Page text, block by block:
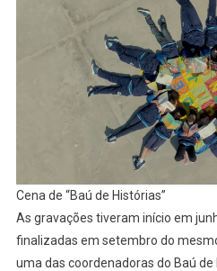
Cena de “Baú de Histórias”
As gravações tiveram início em
finalizadas em setembro do
uma das coordenadoras do Baú